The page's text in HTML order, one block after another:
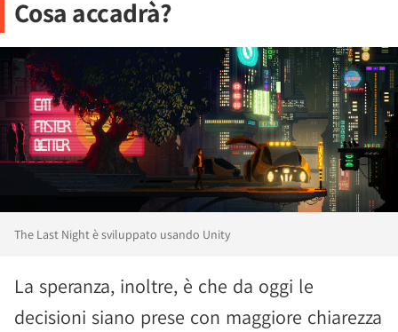
Cosa accadrà?
The Last Night è sviluppato usando Unity
La speranza, inoltre, è che da oggi le
decisioni siano prese con maggiore chiarezza